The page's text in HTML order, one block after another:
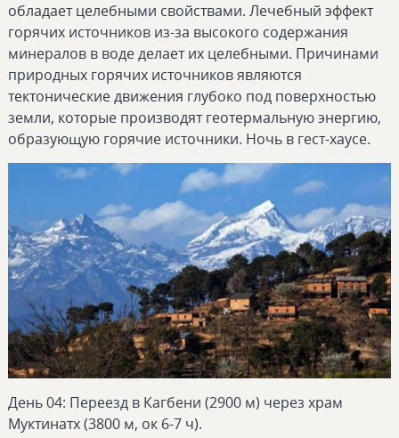
обладает целебными свойствами. Лечебный эффект
горячих источников из-за высокого содержания
минералов в воде делает их целебными. Причинами
природных горячих источников являются
тектонические движения глубоко под поверхностью
земли, которые производят геотермальную энергию,
образующую горячие источники. Ночь в гест-хаусе.
День 04: Переезд в Кагбени (2900 м) через храм
Муктинатх (3800 м, ок 6-7 ч).